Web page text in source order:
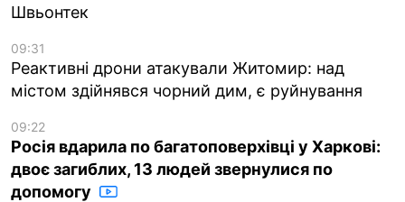
Швьонтек
09:31
Реактивні дрони атакували Житомир: над
містом здійнявся чорний дим, є руйнування
09:22
Росія вдарила по багатоповерхівці у Харкові:
двоє загиблих, 13 людей звернулися по
допомогу